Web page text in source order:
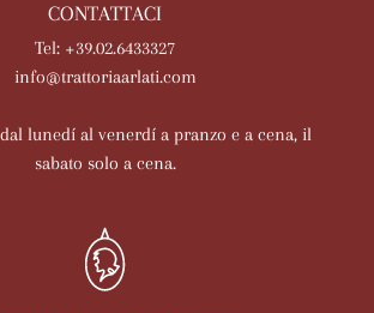
CONTATTACI
Tel: +39.02.6433327
info@trattoriaarlati.com
lunedí al venerdí a pranzo e a cena, il
sabato solo a cena.